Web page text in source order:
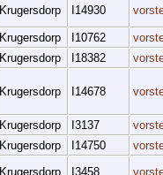
Krugersdorp I14930
Krugersdorp I10762
Krugersdorp I18382
Krugersdorp I14678
Krugersdorp I3137
Krugersdorp I14750
Krugersdorp I3458